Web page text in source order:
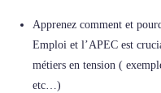
Apprenez comment et
Emploi et l’APEC est
métiers en tension (
etc…)